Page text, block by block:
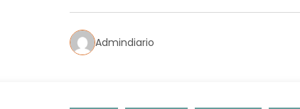
Admindiario